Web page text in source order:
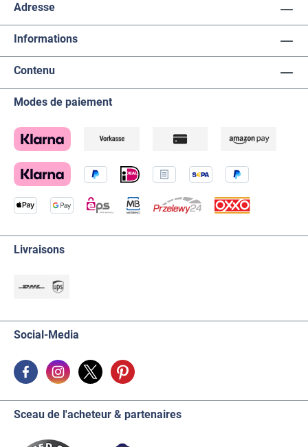
Adresse
Informations
Contenu
Modes de paiement
Livraisons
Social-Media
Sceau de l'acheteur & partenaires